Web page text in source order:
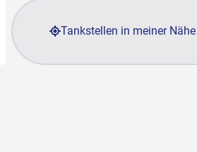
Tankstellen in meiner Nähe